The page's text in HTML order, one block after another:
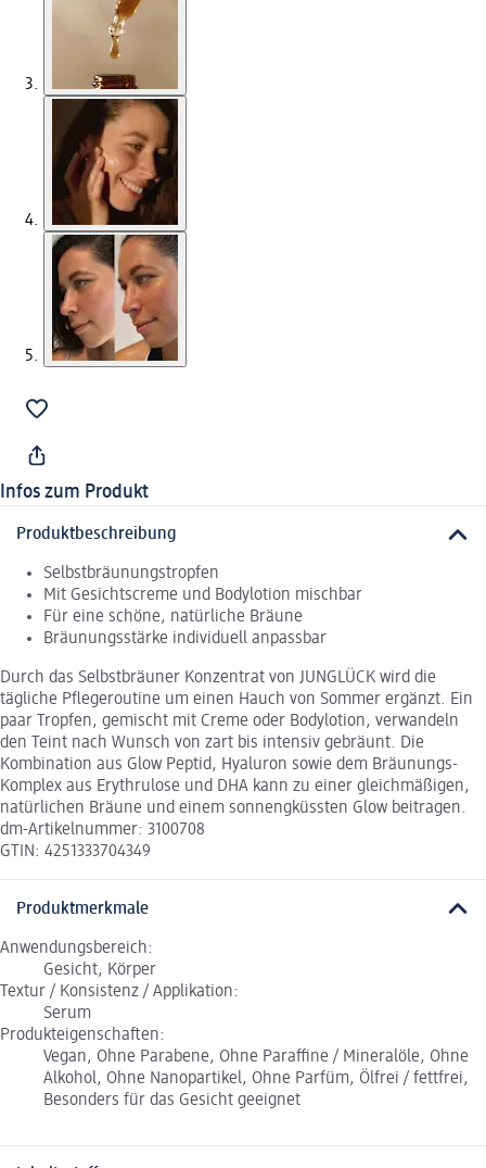
Infos zum Produkt
Produktbeschreibung
Selbstbräunungstropfen
Mit Gesichtscreme und Bodylotion mischbar
Für eine schöne, natürliche Bräune
Bräunungsstärke individuell anpassbar
Durch das Selbstbräuner Konzentrat von JUNGLÜCK wird die
tägliche Pflegeroutine um einen Hauch von Sommer ergänzt. Ein
paar Tropfen, gemischt mit Creme oder Bodylotion, verwandeln
den Teint nach Wunsch von zart bis intensiv gebräunt. Die
Kombination aus Glow Peptid, Hyaluron sowie dem Bräunungs-
Komplex aus Erythrulose und DHA kann zu einer gleichmäßigen,
natürlichen Bräune und einem sonnengküssten Glow beitragen.
dm-Artikelnummer: 3100708
GTIN: 4251333704349
Produktmerkmale
Anwendungsbereich:
Gesicht, Körper
Textur / Konsistenz / Applikation:
Serum
Produkteigenschaften:
Vegan, Ohne Parabene, Ohne Paraffine / Mineralöle, Ohne
Alkohol, Ohne Nanopartikel, Ohne Parfüm, Ölfrei / fettfrei,
Besonders für das Gesicht geeignet